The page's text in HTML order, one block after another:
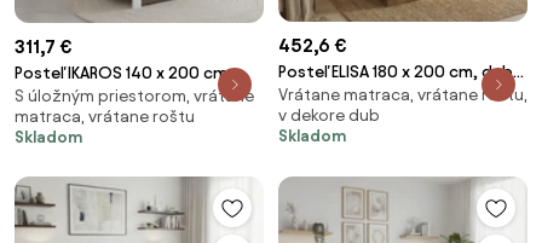
311,7 €
Posteľ IKAROS 140 x 200 cm,
biela/dub hľuzovka Rošt: S
lamelovým roštom, Matrac:
Matrac SOMMERA 18 cm
S úložným priestorom, vrátane
matraca, vrátane roštu
Skladom
452,6 €
Posteľ ELISA 180 x 200 cm, dub
artisan Rošt: S lamelovým
roštom, Matrac: Matrac
COCO MAXI 20 cm
Vrátane matraca, vrátane roštu,
v dekore dub
Skladom